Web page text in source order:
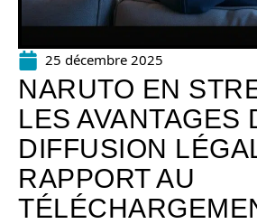
25 décembre 2025
NARUTO EN
LES AVANTAGES
DIFFUSION
RAPPORT AU